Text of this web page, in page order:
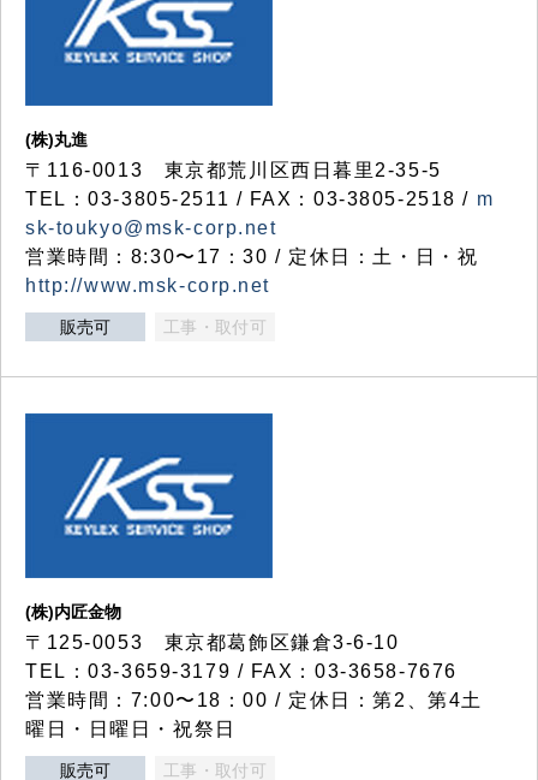
(株)丸進
〒116-0013 東京都荒川区西日暮里2-35-5
TEL：03-3805-2511 / FAX：03-3805-2518 / m
sk-toukyo@msk-corp.net
営業時間：8:30〜17：30 / 定休日：土・日・祝
http://www.msk-corp.net
販売可 工事・取付可
(株)内匠金物
〒125-0053 東京都葛飾区鎌倉3-6-10
TEL：03-3659-3179 / FAX：03-3658-7676
営業時間：7:00〜18：00 / 定休日：第2、第4土
曜日・日曜日・祝祭日
販売可 工事・取付可